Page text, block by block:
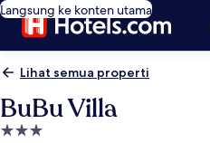
Langsung ke konten utama
Lihat semua properti
BuBu Villa
Properti